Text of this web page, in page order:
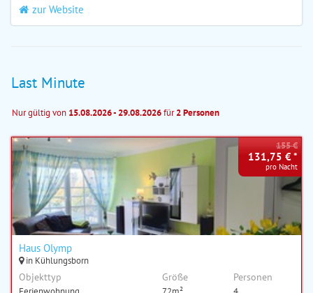
zur Website
Last Minute
Nur gültig von 15.08.2026 - 29.08.2026für2 Personen
Haus Olymp
in Kühlungsborn
Objekttyp Größe Personen
155 €
131,75 € *
pro Nacht